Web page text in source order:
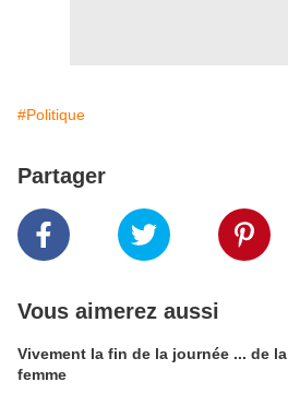
#Politique
Partager
Vous aimerez aussi
Vivement la fin de la journée ... de la
femme